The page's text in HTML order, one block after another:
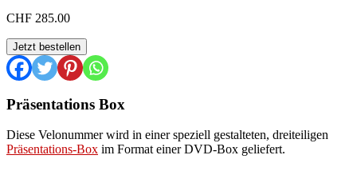
CHF 285.00
SG
1951
C
Jetzt bestellen
Präsentations Box
Diese Velonummer wird in einer speziell gestalteten, dreiteiligen
Präsentations-Box im Format einer DVD-Box geliefert.